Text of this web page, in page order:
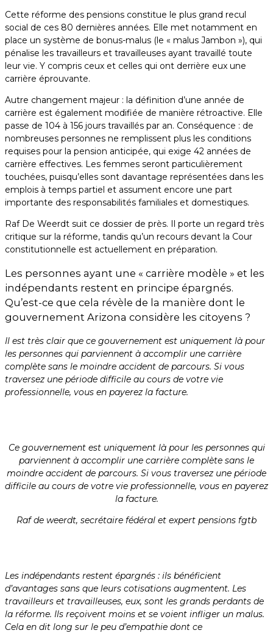
Cette réforme des pensions constitue le plus grand recul
social de ces 80 dernières années. Elle met notamment en
place un système de bonus-malus (le « malus Jambon »), qui
pénalise les travailleurs et travailleuses ayant travaillé toute
leur vie. Y compris ceux et celles qui ont derrière eux une
carrière éprouvante.
Autre changement majeur : la définition d’une année de
carrière est également modifiée de manière rétroactive. Elle
passe de 104 à 156 jours travaillés par an. Conséquence : de
nombreuses personnes ne remplissent plus les conditions
requises pour la pension anticipée, qui exige 42 années de
carrière effectives. Les femmes seront particulièrement
touchées, puisqu’elles sont davantage représentées dans les
emplois à temps partiel et assument encore une part
importante des responsabilités familiales et domestiques.
Raf De Weerdt suit ce dossier de près. Il porte un regard très
critique sur la réforme, tandis qu’un recours devant la Cour
constitutionnelle est actuellement en préparation.
Les personnes ayant une « carrière modèle » et les
indépendants restent en principe épargnés.
Qu’est-ce que cela révèle de la manière dont le
gouvernement Arizona considère les citoyens ?
Il est très clair que ce gouvernement est uniquement là pour
les personnes qui parviennent à accomplir une carrière
complète sans le moindre accident de parcours. Si vous
traversez une période difficile au cours de votre vie
professionnelle, vous en payerez la facture.
Ce gouvernement est uniquement là pour les personnes qui
parviennent à accomplir une carrière complète sans le
moindre accident de parcours. Si vous traversez une période
difficile au cours de votre vie professionnelle, vous en payerez
la facture.
Raf de weerdt, secrétaire fédéral et expert pensions fgtb
Les indépendants restent épargnés : ils bénéficient
d’avantages sans que leurs cotisations augmentent. Les
travailleurs et travailleuses, eux, sont les grands perdants de
la réforme. Ils reçoivent moins et se voient infliger un malus.
Cela en dit long sur le peu d’empathie dont ce